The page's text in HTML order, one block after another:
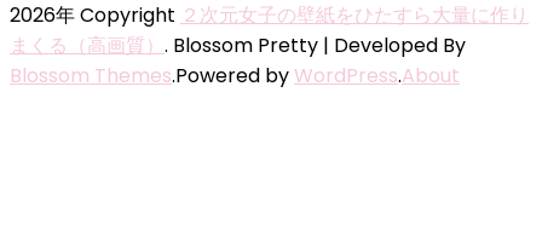
2026年 Copyright ２次元女子の壁紙をひたすら大量に作り
まくる（高画質） . Blossom Pretty | Developed By
Blossom Themes.Powered byWordPress.About